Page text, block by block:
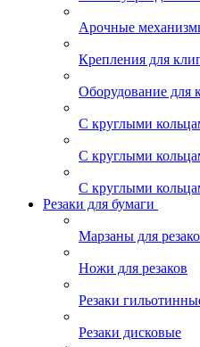
Арочные
Крепления для
Оборудование для
С круглыми
С круглыми
С круглыми
Резаки для бумаги
Марзаны для
Ножи для резаков
Резаки
Резаки дисковые